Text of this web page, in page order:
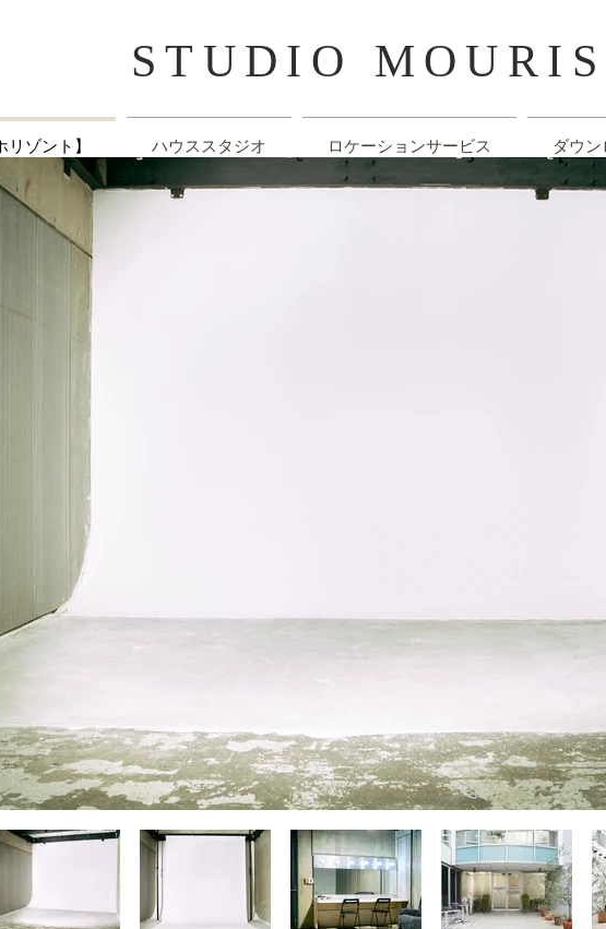
​STUDIO MOURIS
リゾント】 ハウススタジオ ロケーションサービス ダウ